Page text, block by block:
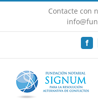
Saltar
Contacte con